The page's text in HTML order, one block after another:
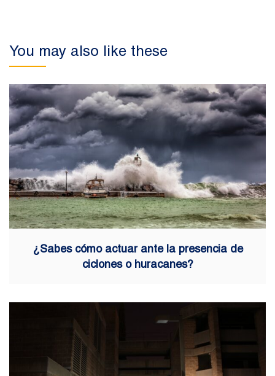
You may also like these
¿Sabes cómo actuar ante la presencia de
ciclones o huracanes?